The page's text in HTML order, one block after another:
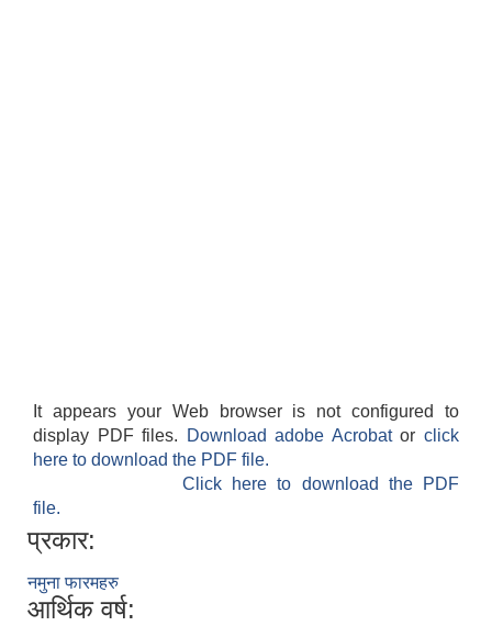
It appears your Web browser is not configured to
display PDF files.
Download adobe Acrobatorclick
here to download the PDF file.
Click here to download the PDF
file.
प्रकार:
नमुना फारमहरु
आर्थिक वर्ष: